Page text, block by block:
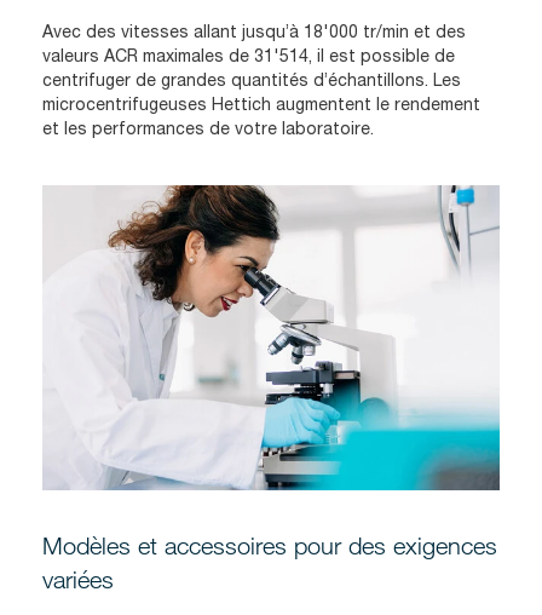
Avec des vitesses allant jusqu’à 18'000 tr/min et des
valeurs ACR maximales de 31'514, il est possible de
centrifuger de grandes quantités d’échantillons. Les
microcentrifugeuses Hettich augmentent le rendement
et les performances de votre laboratoire.
Modèles et accessoires pour des exigences
variées